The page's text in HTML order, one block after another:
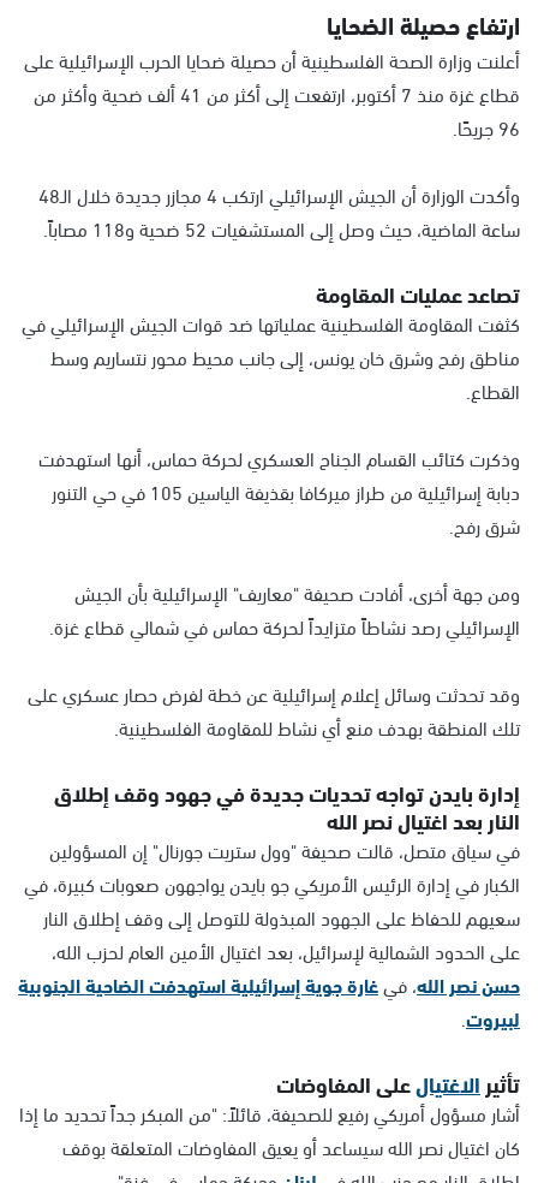
ارتفاع حصيلة الضحايا
أعلنت وزارة الصحة الفلسطينية أن حصيلة ضحايا الحرب الإسرائيلية على
قطاع غزة منذ 7 أكتوبر، ارتفعت إلى أكثر من 41 ألف ضحية وأكثر من
96 جريحًا.
وأكدت الوزارة أن الجيش الإسرائيلي ارتكب 4 مجازر جديدة خلال الـ48
ساعة الماضية، حيث وصل إلى المستشفيات 52 ضحية و118 مصاباً.
تصاعد عمليات المقاومة
كثفت المقاومة الفلسطينية عملياتها ضد قوات الجيش الإسرائيلي في
مناطق رفح وشرق خان يونس، إلى جانب محيط محور نتساريم وسط
القطاع.
وذكرت كتائب القسام الجناح العسكري لحركة حماس، أنها استهدفت
دبابة إسرائيلية من طراز ميركافا بقذيفة الياسين 105 في حي التنور
شرق رفح.
ومن جهة أخرى، أفادت صحيفة "معاريف" الإسرائيلية بأن الجيش
الإسرائيلي رصد نشاطاً متزايداً لحركة حماس في شمالي قطاع غزة.
وقد تحدثت وسائل إعلام إسرائيلية عن خطة لفرض حصار عسكري على
تلك المنطقة بهدف منع أي نشاط للمقاومة الفلسطينية.
إدارة بايدن تواجه تحديات جديدة في جهود وقف إطلاق
النار بعد اغتيال نصر الله
في سياق متصل، قالت صحيفة "وول ستريت جورنال" إن المسؤولين
الكبار في إدارة الرئيس الأمريكي جو بايدن يواجهون صعوبات كبيرة، في
سعيهم للحفاظ على الجهود المبذولة للتوصل إلى وقف إطلاق النار
على الحدود الشمالية لإسرائيل، بعد اغتيال الأمين العام لحزب الله،
حسن نصر الله، فيغارة جوية إسرائيلية استهدفت الضاحية الجنوبية
لبيروت.
تأثير الاغتيالعلى المفاوضات
أشار مسؤول أمريكي رفيع للصحيفة، قائلاً: "من المبكر جداً تحديد ما إذا
كان اغتيال نصر الله سيساعد أو يعيق المفاوضات المتعلقة بوقف